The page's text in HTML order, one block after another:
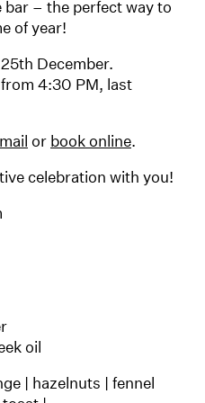
– the perfect way to
of year!
December.
4:30 PM, last
or book online.
celebration with you!
oil
| hazelnuts | fennel